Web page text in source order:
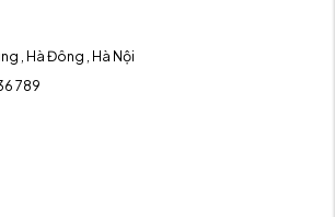
, Hà Đông , Hà Nội
789